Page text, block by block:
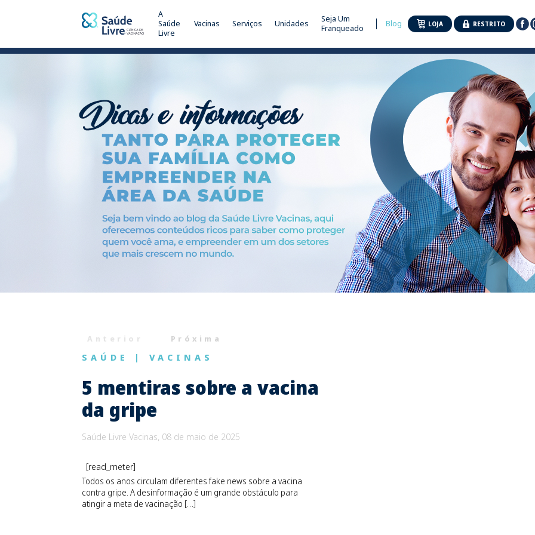
A
Saúde
Livre
Vacinas Serviços Unidades
Seja Um
Franqueado
Blog LOJA RESTRITO
Anterior Próxima
SAÚDE | VACINAS
5 mentiras sobre a vacina
da gripe
Saúde Livre Vacinas, 08 de maio de 2025
[read_meter]
Todos os anos circulam diferentes fake news sobre a vacina
contra gripe. A desinformação é um grande obstáculo para
atingir a meta de vacinação […]